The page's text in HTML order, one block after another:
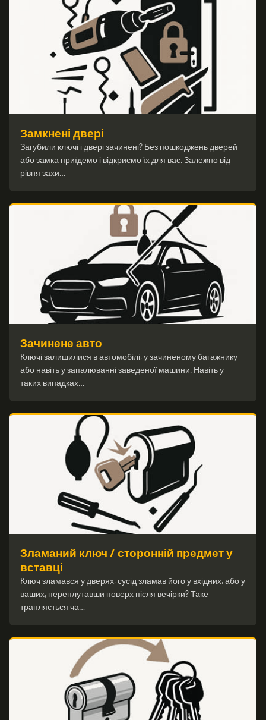
Замкнені двері
Загубили ключі і двері зачинені? Без пошкоджень дверей
або замка приїдемо і відкриємо їх для вас. Залежно від
рівня захи…
Зачинене авто
Ключі залишилися в автомобілі, у зачиненому багажнику
або навіть у запалюванні заведеної машини. Навіть у
таких випадках…
Зламаний ключ / сторонній предмет у
вставці
Ключ зламався у дверях, сусід зламав його у вхідних, або у
ваших, переплутавши поверх після вечірки? Таке
трапляється ча…